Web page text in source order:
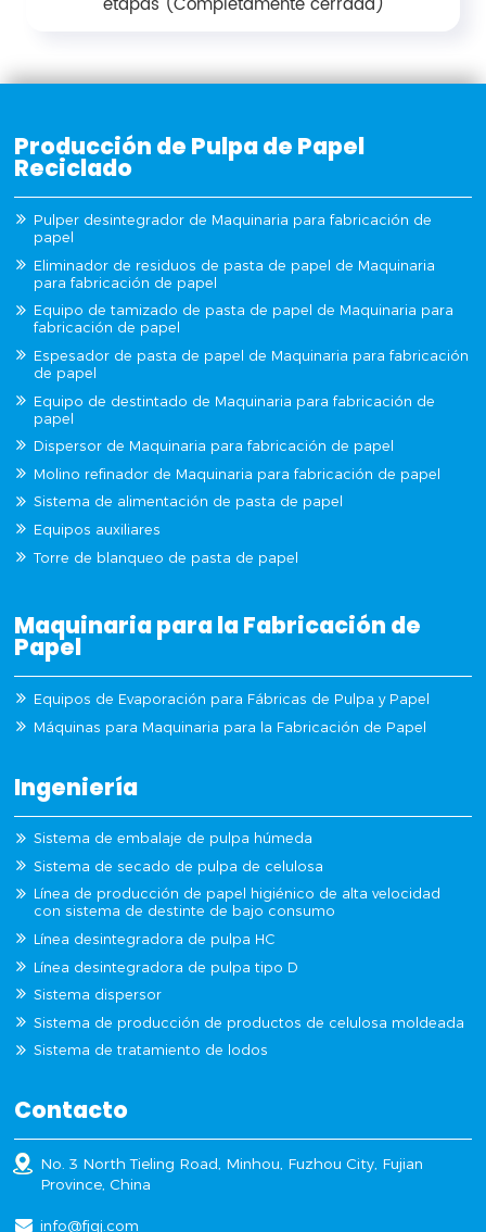
Producción de Pulpa de Papel
Reciclado
Pulper desintegrador de Maquinaria para fabricación de
papel
Eliminador de residuos de pasta de papel de Maquinaria
para fabricación de papel
Equipo de tamizado de pasta de papel de Maquinaria para
fabricación de papel
Espesador de pasta de papel de Maquinaria para fabricación
de papel
Equipo de destintado de Maquinaria para fabricación de
papel
Dispersor de Maquinaria para fabricación de papel
Molino refinador de Maquinaria para fabricación de papel
Sistema de alimentación de pasta de papel
Equipos auxiliares
Torre de blanqueo de pasta de papel
Maquinaria para la Fabricación de
Papel
Equipos de Evaporación para Fábricas de Pulpa y Papel
Máquinas para Maquinaria para la Fabricación de Papel
Ingeniería
Sistema de embalaje de pulpa húmeda
Sistema de secado de pulpa de celulosa
Línea de producción de papel higiénico de alta velocidad
con sistema de destinte de bajo consumo
Línea desintegradora de pulpa HC
Línea desintegradora de pulpa tipo D
Sistema dispersor
Sistema de producción de productos de celulosa moldeada
Sistema de tratamiento de lodos
Contacto
No. 3 North Tieling Road, Minhou, Fuzhou City, Fujian
Province, China
info@fjqj.com